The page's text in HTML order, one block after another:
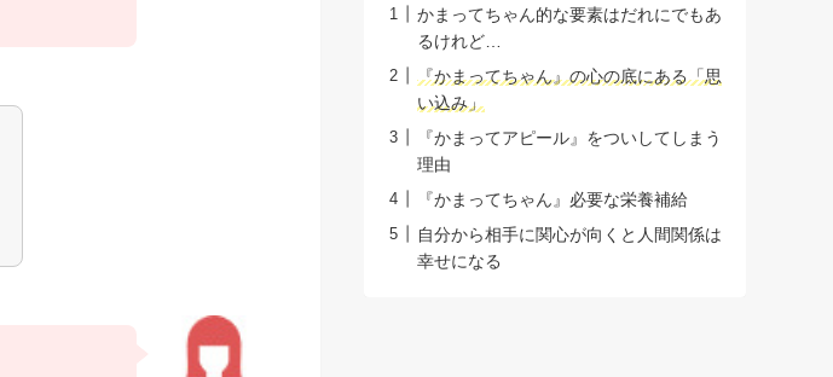
かまってちゃん的な要素はだれにでもあ
るけれど…
『かまってちゃん』の心の底にある「思
い込み」
『かまってアピール』をついしてしまう
理由
『かまってちゃん』必要な栄養補給
自分から相手に関心が向くと人間関係は
幸せになる